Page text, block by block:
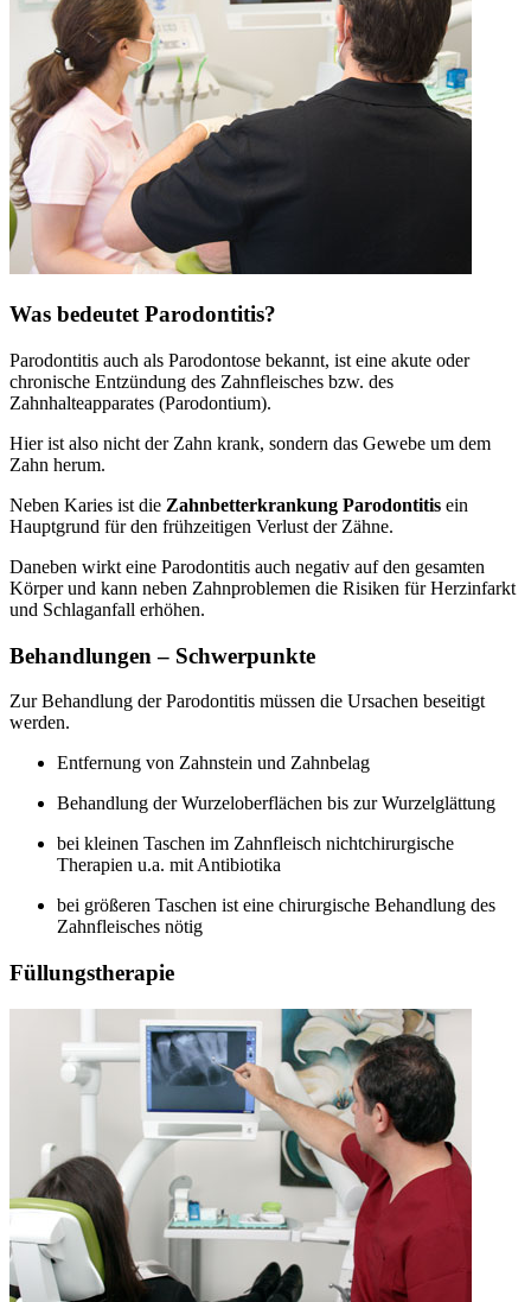
Was bedeutet Parodontitis?
Parodontitis auch als Parodontose bekannt, ist eine akute oder
chronische Entzündung des Zahnfleisches bzw. des
Zahnhalteapparates (Parodontium).
Hier ist also nicht der Zahn krank, sondern das Gewebe um dem
Zahn herum.
Neben Karies ist die Zahnbetterkrankung Parodontitis ein
Hauptgrund für den frühzeitigen Verlust der Zähne.
Daneben wirkt eine Parodontitis auch negativ auf den gesamten
Körper und kann neben Zahnproblemen die Risiken für Herzinfarkt
und Schlaganfall erhöhen.
Behandlungen – Schwerpunkte
Zur Behandlung der Parodontitis müssen die Ursachen beseitigt
werden.
Entfernung von Zahnstein und Zahnbelag
Behandlung der Wurzeloberflächen bis zur Wurzelglättung
bei kleinen Taschen im Zahnfleisch nichtchirurgische
Therapien u.a. mit Antibiotika
bei größeren Taschen ist eine chirurgische Behandlung des
Zahnfleisches nötig
Füllungstherapie